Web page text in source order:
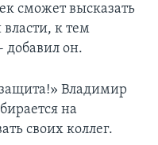
сможет высказать
к тем
он.
Владимир
на
своих коллег.